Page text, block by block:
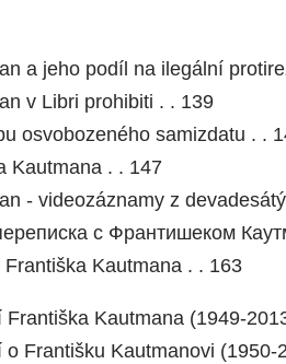
a jeho podíl na ilegální
v Libri prohibiti . . 139
osvobozeného samizdatu . .
Kautmana . . 147
- videozáznamy z
с Франтишеком
Kautmana . . 163
Františka Kautmana (1949-
o Františku Kautmanovi (1950-